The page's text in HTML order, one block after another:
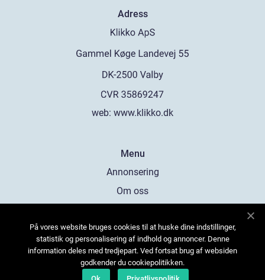
Adress
web: www.klikko.dk
Menu
Annonsering
Om oss
Kontakta oss
Sitemap
På vores website bruges cookies til at huske dine indstillinger,
statistik og personalisering af indhold og annoncer. Denne
information deles med tredjepart. Ved fortsat brug af websiden
godkender du cookiepolitikken.